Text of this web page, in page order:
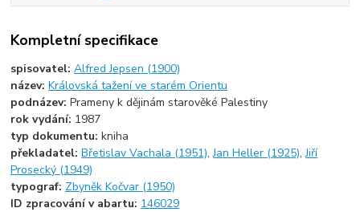
Kompletní specifikace
spisovatel:Alfred Jepsen (1900)
název:Královská tažení ve starém Orientu
podnázev:Prameny k dějinám starověké Palestiny
rok vydání: 1987
typ dokumentu:kniha
překladatel:Břetislav Vachala (1951),Jan Heller (1925),Jiří
Prosecký (1949)
typograf: Zbyněk Kočvar (1950)
ID zpracování v abartu: 146029